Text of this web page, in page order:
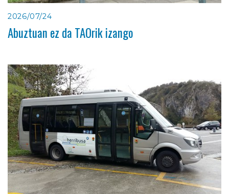
2026/07/24
Abuztuan ez da TAOrik izango